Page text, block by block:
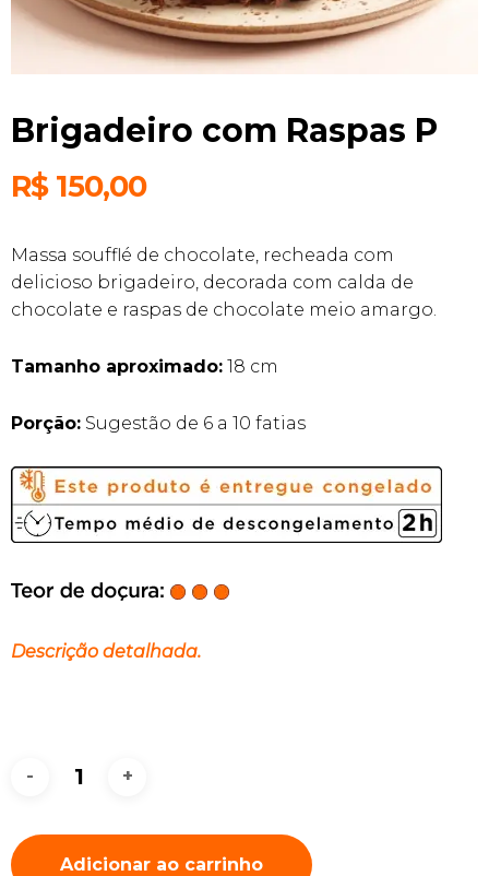
Brigadeiro com Raspas P
R$150,00
Massa soufflé de chocolate, recheada com
delicioso brigadeiro, decorada com calda de
chocolate e raspas de chocolate meio amargo.
Tamanho aproximado: 18 cm
Porção: Sugestão de 6 a 10 fatias
Descrição detalhada.
Adicionar ao carrinho